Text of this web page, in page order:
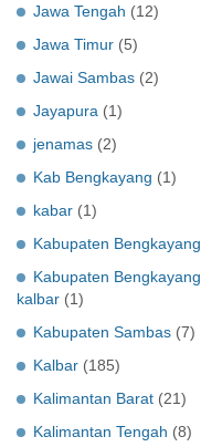
Jawa Tengah (12)
Jawa Timur (5)
Jawai Sambas (2)
Jayapura (1)
jenamas (2)
Kab Bengkayang (1)
kabar (1)
Kabupaten Bengkayang
Kabupaten Bengkayang
kalbar (1)
Kabupaten Sambas (7)
Kalbar (185)
Kalimantan Barat (21)
Kalimantan Tengah (8)